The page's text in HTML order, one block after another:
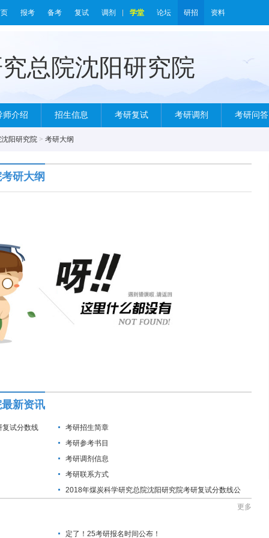
报考 备考 复试 调剂 学堂 论坛 研招 资料
师介绍 招生信息 考研复试 考研调剂 考研问答
阳研究院 > 考研大纲
研大纲
新资讯
复试分数线
考研招生简章
考研参考书目
考研调剂信息
考研联系方式
2018年煤炭科学研究总院沈阳研究院考研复试分数线公
更多
定了！25考研报名时间公布！